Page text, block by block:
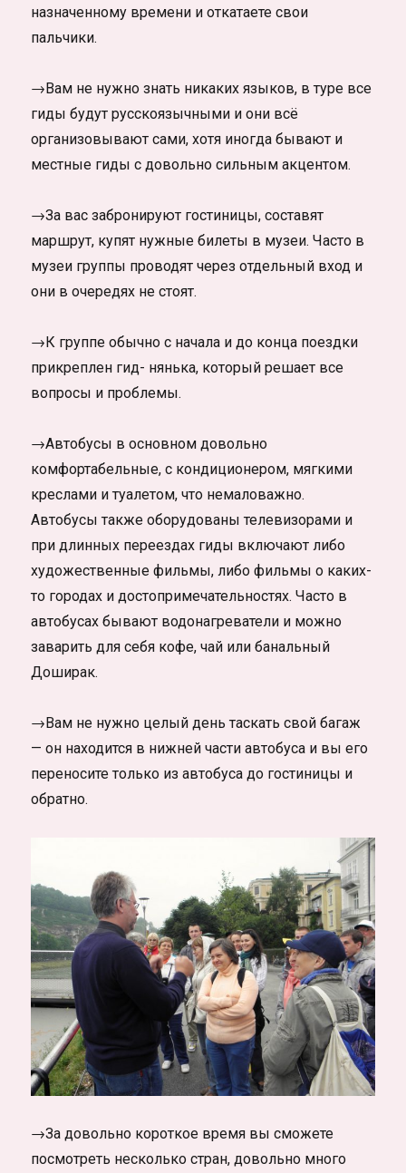
назначенному времени и откатаете свои
пальчики.
→Вам не нужно знать никаких языков, в туре все
гиды будут русскоязычными и они всё
организовывают сами, хотя иногда бывают и
местные гиды с довольно сильным акцентом.
→За вас забронируют гостиницы, составят
маршрут, купят нужные билеты в музеи. Часто в
музеи группы проводят через отдельный вход и
они в очередях не стоят.
→К группе обычно с начала и до конца поездки
прикреплен гид- нянька, который решает все
вопросы и проблемы.
→Автобусы в основном довольно
комфортабельные, с кондиционером, мягкими
креслами и туалетом, что немаловажно.
Автобусы также оборудованы телевизорами и
при длинных переездах гиды включают либо
художественные фильмы, либо фильмы о каких-
то городах и достопримечательностях. Часто в
автобусах бывают водонагреватели и можно
заварить для себя кофе, чай или банальный
Доширак.
→Вам не нужно целый день таскать свой багаж
— он находится в нижней части автобуса и вы его
переносите только из автобуса до гостиницы и
обратно.
→За довольно короткое время вы сможете
посмотреть несколько стран, довольно много